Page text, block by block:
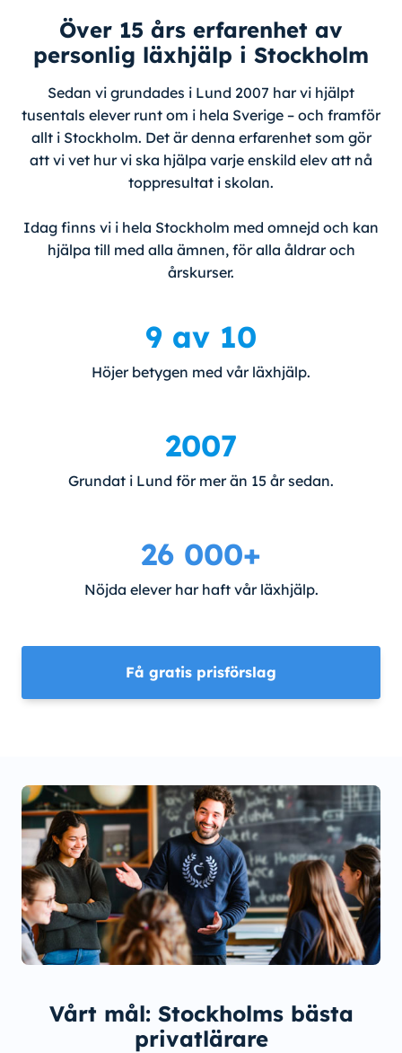
Över 15 års erfarenhet av
personlig läxhjälp i Stockholm
Sedan vi grundades i Lund 2007 har vi hjälpt
tusentals elever runt om i hela Sverige – och framför
allt i Stockholm. Det är denna erfarenhet som gör
att vi vet hur vi ska hjälpa varje enskild elev att nå
toppresultat i skolan.
Idag finns vi i hela Stockholm med omnejd och kan
hjälpa till med alla ämnen, för alla åldrar och
årskurser.
9 av 10
Höjer betygen med vår läxhjälp.
2007
Grundat i Lund för mer än 15 år sedan.
26 000+
Nöjda elever har haft vår läxhjälp.
Få gratis prisförslag
Vårt mål: Stockholms bästa
privatlärare